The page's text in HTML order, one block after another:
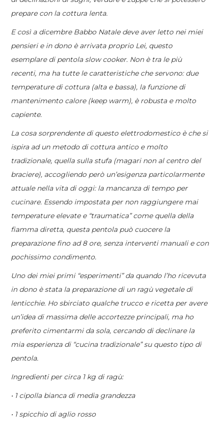
prepare con la cottura lenta.
E così a dicembre Babbo Natale deve aver letto nei miei
pensieri e in dono è arrivata proprio Lei, questo
esemplare di pentola slow cooker. Non è tra le più
recenti, ma ha tutte le caratteristiche che servono: due
temperature di cottura (alta e bassa), la funzione di
mantenimento calore (keep warm), è robusta e molto
capiente.
La cosa sorprendente di questo elettrodomestico è che si
ispira ad un metodo di cottura antico e molto
tradizionale, quella sulla stufa (magari non al centro del
braciere), accogliendo però un’esigenza particolarmente
attuale nella vita di oggi: la mancanza di tempo per
cucinare. Essendo impostata per non raggiungere mai
temperature elevate e “traumatica” come quella della
fiamma diretta, questa pentola può cuocere la
preparazione fino ad 8 ore, senza interventi manuali e con
pochissimo condimento.
Uno dei miei primi “esperimenti” da quando l’ho ricevuta
in dono è stata la preparazione di un ragù vegetale di
lenticchie. Ho sbirciato qualche trucco e ricetta per avere
un’idea di massima delle accortezze principali, ma ho
preferito cimentarmi da sola, cercando di declinare la
mia esperienza di “cucina tradizionale” su questo tipo di
pentola.
Ingredienti per circa 1 kg di ragù:
• 1 cipolla bianca di media grandezza
• 1 spicchio di aglio rosso